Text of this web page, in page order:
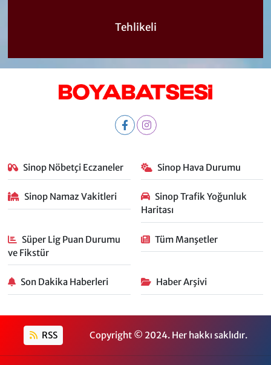
Tehlikeli
Sinop Nöbetçi Eczaneler Sinop Hava Durumu
Sinop Namaz Vakitleri
Sinop Trafik Yoğunluk
Haritası
Süper Lig Puan Durumu
ve Fikstür
Tüm Manşetler
Son Dakika Haberleri Haber Arşivi
RSS Copyright © 2024. Her hakkı saklıdır.